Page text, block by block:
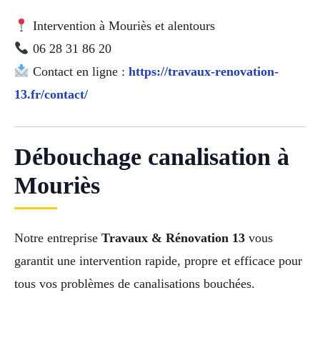
Intervention à Mouriès et alentours
06 28 31 86 20
Contact en ligne : https://travaux-renovation-
13.fr/contact/
Débouchage canalisation à
Mouriès
Notre entreprise Travaux & Rénovation 13 vous
garantit une intervention rapide, propre et efficace pour
tous vos problèmes de canalisations bouchées.